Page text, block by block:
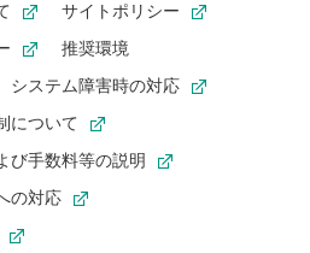
サイトポリシー
推奨環境
システム障害時の対応
について
び手数料等の説明
の対応